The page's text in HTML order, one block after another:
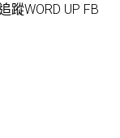
蹤WORD UP FB